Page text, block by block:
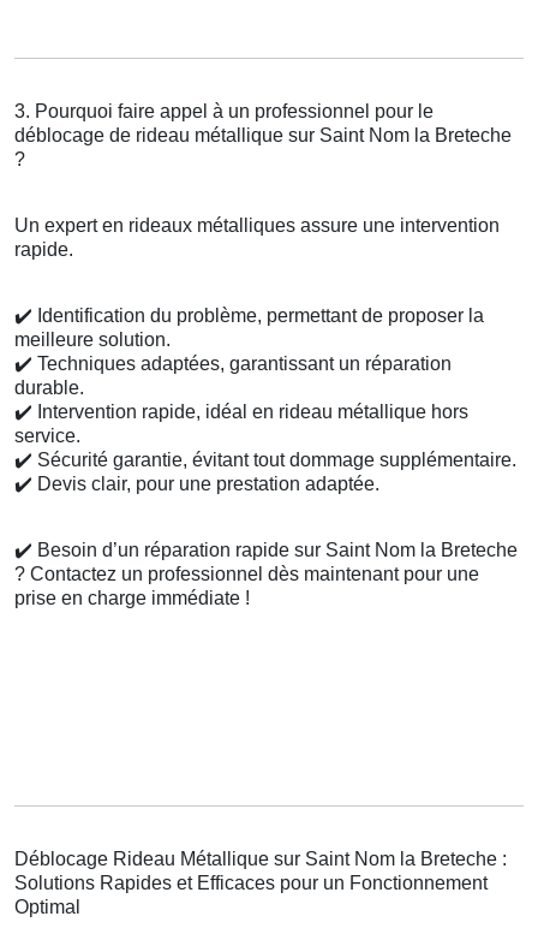
3. Pourquoi faire appel à un professionnel pour le
déblocage de rideau métallique sur Saint Nom la Breteche
?
Un expert en rideaux métalliques assure une intervention
rapide.
✔️ Identification du problème, permettant de proposer la
meilleure solution.
✔️ Techniques adaptées, garantissant un réparation
durable.
✔️ Intervention rapide, idéal en rideau métallique hors
service.
✔️ Sécurité garantie, évitant tout dommage supplémentaire.
✔️ Devis clair, pour une prestation adaptée.
✔️ Besoin d’un réparation rapide sur Saint Nom la Breteche
? Contactez un professionnel dès maintenant pour une
prise en charge immédiate !
Déblocage Rideau Métallique sur Saint Nom la Breteche :
Solutions Rapides et Efficaces pour un Fonctionnement
Optimal